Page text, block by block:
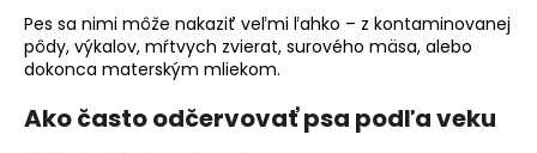
Pes sa nimi môže nakaziť veľmi ľahko – z kontaminovanej
pôdy, výkalov, mŕtvych zvierat, surového mäsa, alebo
dokonca materským mliekom.
Ako často odčervovať psa podľa veku